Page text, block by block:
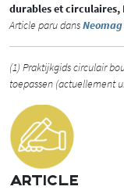
durables et circulaires,
Article paru dans
(1) Praktijkgids circulair
toepassen (actuellement
ARTICLE